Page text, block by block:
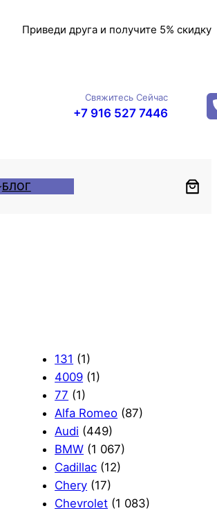
Приведи друга и получите 5% скидку
Свяжитесь Сейчас
+7 916 527 7446
БЛОГ
131 (1)
4009 (1)
77 (1)
Alfa Romeo (87)
Audi (449)
BMW (1 067)
Cadillac (12)
Chery (17)
Chevrolet (1 083)